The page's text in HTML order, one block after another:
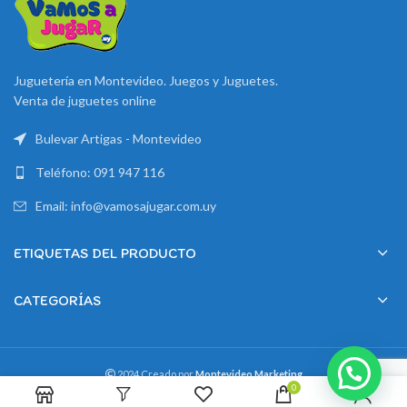
Juguetería en Montevideo. Juegos y Juguetes.
Venta de juguetes online
Bulevar Artigas - Montevideo
Teléfono: 091 947 116
Email: info@vamosajugar.com.uy
ETIQUETAS DEL PRODUCTO
CATEGORÍAS
2024 Creado porMontevideo Marketing
0